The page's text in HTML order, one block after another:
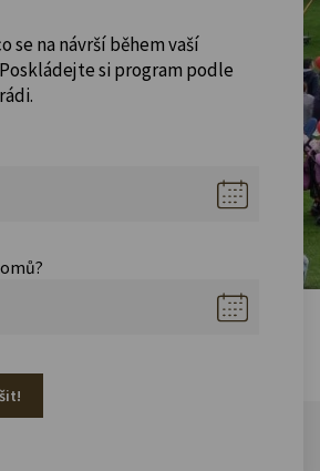
se na návrší během vaší
si program podle